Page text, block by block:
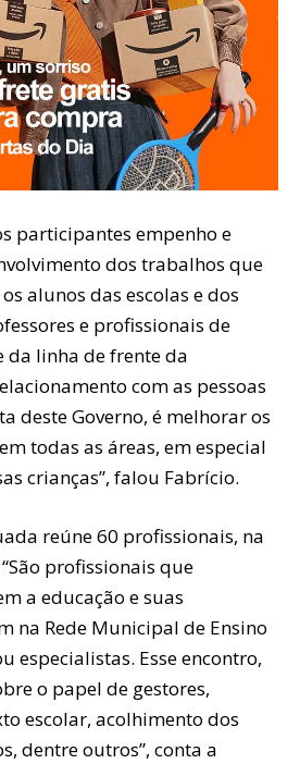
participantes empenho e
dos trabalhos que
alunos das escolas e dos
e profissionais de
da linha de frente da
com as pessoas
deste Governo, é melhorar os
todas as áreas, em especial
crianças”, falou Fabrício.
reúne 60 profissionais, na
profissionais que
a educação e suas
na Rede Municipal de Ensino
especialistas. Esse encontro,
o papel de gestores,
escolar, acolhimento dos
dentre outros”, conta a